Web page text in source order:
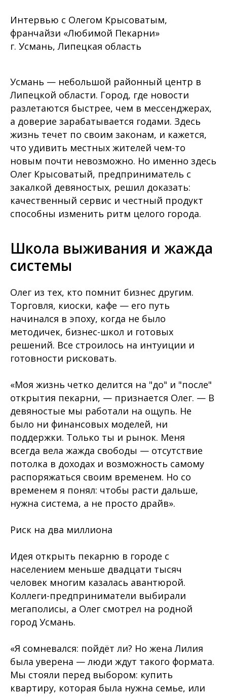
Интервью с Олегом Крысоватым,
франчайзи «Любимой Пекарни»
г. Усмань, Липецкая область
Усмань — небольшой районный центр в
Липецкой области. Город, где новости
разлетаются быстрее, чем в мессенджерах,
а доверие зарабатывается годами. Здесь
жизнь течет по своим законам, и кажется,
что удивить местных жителей чем-то
новым почти невозможно. Но именно здесь
Олег Крысоватый, предприниматель с
закалкой девяностых, решил доказать:
качественный сервис и честный продукт
способны изменить ритм целого города.
Школа выживания и жажда
системы
Олег из тех, кто помнит бизнес другим.
Торговля, киоски, кафе — его путь
начинался в эпоху, когда не было
методичек, бизнес-школ и готовых
решений. Все строилось на интуиции и
готовности рисковать.
«Моя жизнь четко делится на "до" и "после"
открытия пекарни, — признается Олег. — В
девяностые мы работали на ощупь. Не
было ни финансовых моделей, ни
поддержки. Только ты и рынок. Меня
всегда вела жажда свободы — отсутствие
потолка в доходах и возможность самому
распоряжаться своим временем. Но со
временем я понял: чтобы расти дальше,
нужна система, а не просто драйв».
Риск на два миллиона
Идея открыть пекарню в городе с
населением меньше двадцати тысяч
человек многим казалась авантюрой.
Коллеги-предприниматели выбирали
мегаполисы, а Олег смотрел на родной
город Усмань.
«Я сомневался: пойдёт ли? Но жена Лилия
была уверена — люди ждут такого формата.
Мы стояли перед выбором: купить
квартиру, которая была нужна семье, или